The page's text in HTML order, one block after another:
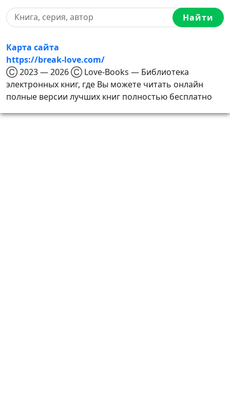
Найти
Карта сайта
https://break-love.com/
Ⓒ 2023 — 2026 Ⓒ Love-Books — Библиотека
электронных книг, где Вы можете читать онлайн
полные версии лучших книг полностью бесплатно